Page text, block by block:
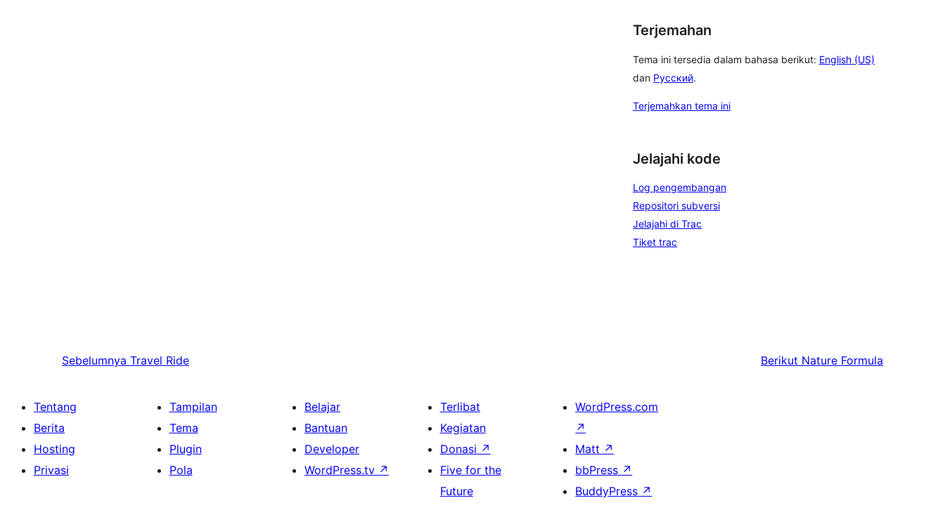
Terjemahan
Tema ini tersedia dalam bahasa berikut: English (US)
dan Русский.
Terjemahkan tema ini
Jelajahi kode
Log pengembangan
Repositori subversi
Jelajahi di Trac
Tiket trac
Sebelumnya Travel Ride Berikut Nature Formula
Tentang
Berita
Hosting
Privasi
Tampilan
Tema
Plugin
Pola
Belajar
Bantuan
Developer
WordPress.tv ↗
Terlibat
Kegiatan
Donasi ↗
Five for the
Future
WordPress.com
↗
Matt ↗
bbPress ↗
BuddyPress ↗